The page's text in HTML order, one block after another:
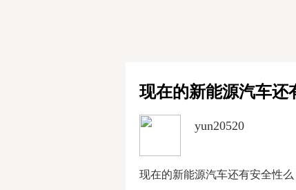
现在的新能源汽车还
yun20520
现在的新能源汽车还有安全性么